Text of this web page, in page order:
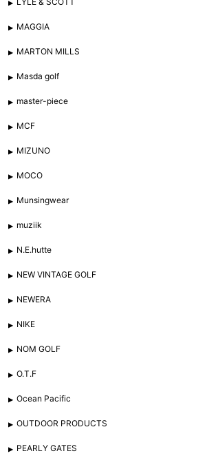
MAGGIA
MARTON MILLS
Masda golf
master-piece
MCF
MIZUNO
MOCO
Munsingwear
muziik
N.E.hutte
NEW VINTAGE GOLF
NEWERA
NIKE
NOM GOLF
O.T.F
Ocean Pacific
OUTDOOR PRODUCTS
PEARLY GATES